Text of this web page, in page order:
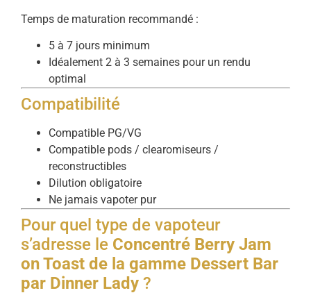
Temps de maturation recommandé :
5 à 7 jours minimum
Idéalement 2 à 3 semaines pour un rendu
optimal
Compatibilité
Compatible PG/VG
Compatible pods / clearomiseurs /
reconstructibles
Dilution obligatoire
Ne jamais vapoter pur
Pour quel type de vapoteur
s’adresse le Concentré Berry Jam
on Toast de la gamme Dessert Bar
par Dinner Lady ?